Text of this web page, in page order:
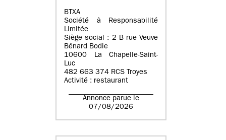
BTXA
Société à Responsabilité
Limitée
Siège social : 2 B rue Veuve
Bénard Bodie
10600 La Chapelle-Saint-
Luc
482 663 374 RCS Troyes
Activité : restaurant
Annonce parue le
07/08/2026